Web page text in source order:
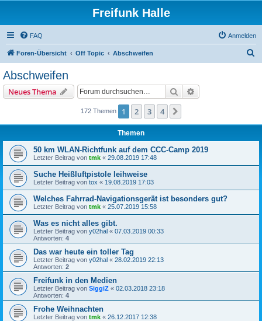
Freifunk Halle
FAQ Anmelden
Foren-Übersicht Off Topic Abschweifen
Abschweifen
Neues Thema Suche
172 Themen 1 2 3 4
Themen
50 km WLAN-Richtfunk auf dem CCC-Camp 2019
Letzter Beitrag von tmk « 29.08.2019 17:48
Suche Heißluftpistole leihweise
Letzter Beitrag von tox « 19.08.2019 17:03
Welches Fahrrad-Navigationsgerät ist besonders gut?
Letzter Beitrag von tmk « 25.07.2019 15:58
Was es nicht alles gibt.
Letzter Beitrag von y02hal « 07.03.2019 00:33
Antworten: 4
Das war heute ein toller Tag
Letzter Beitrag von y02hal « 28.02.2019 22:13
Antworten: 2
Freifunk in den Medien
Letzter Beitrag von SiggiZ « 02.03.2018 23:18
Antworten: 4
Frohe Weihnachten
Letzter Beitrag von tmk « 26.12.2017 12:38